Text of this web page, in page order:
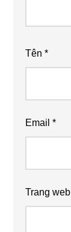
Tên*
Email*
Trang web